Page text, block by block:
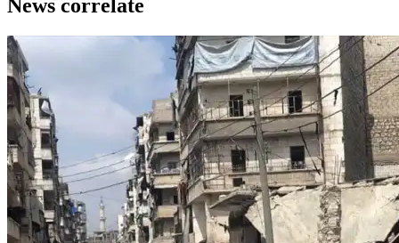
News correlate